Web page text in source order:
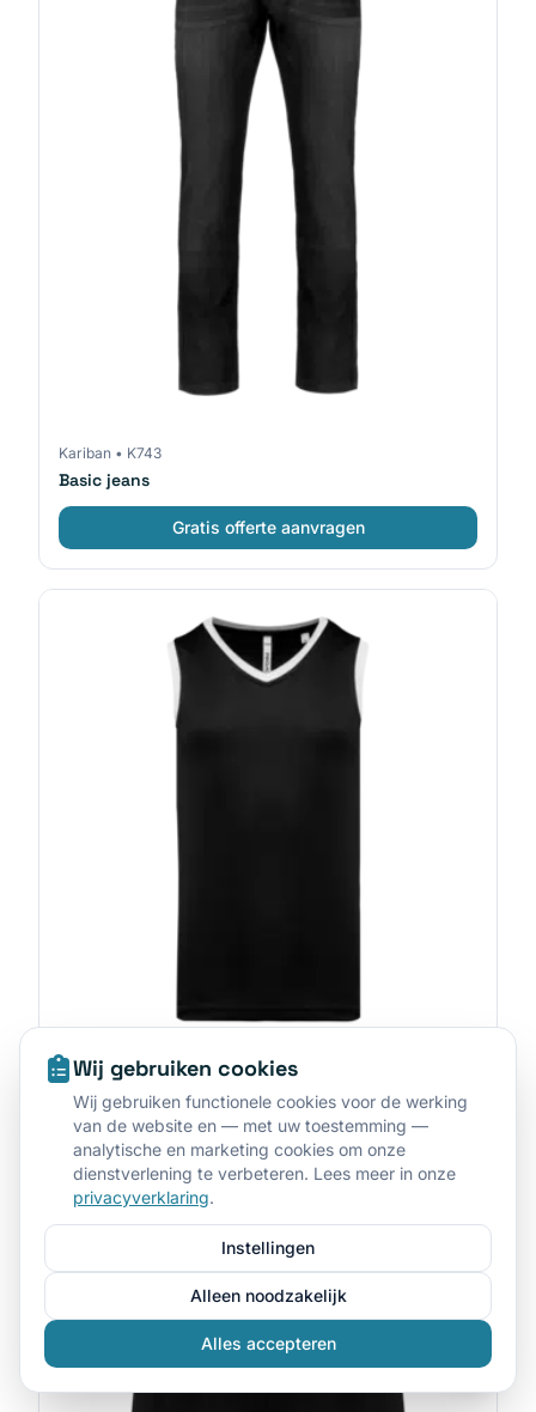
Wij gebruiken cookies
Wij gebruiken functionele cookies voor de werking
van de website en — met uw toestemming —
analytische en marketing cookies om onze
dienstverlening te verbeteren. Lees meer in onze
privacyverklaring.
Instellingen
Alleen noodzakelijk
Alles accepteren
Kariban • K743
Basic jeans
Gratis offerte aanvragen
PROACT®•PA4050
Basketbalshirt voor heren
Gratis offerte aanvragen